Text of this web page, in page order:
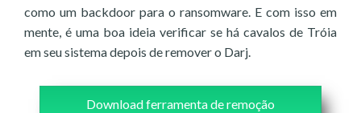
como um backdoor para o ransomware. E com isso em
mente, é uma boa ideia verificar se há cavalos de Tróia
em seu sistema depois de remover o Darj.
Download ferramenta de remoção